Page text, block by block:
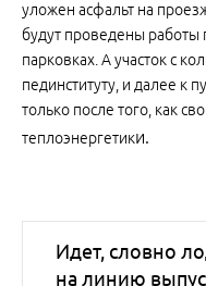
уложен асфальт на
будут проведены работы
парковках. А участок с
пединституту, и далее к
только после того, как
теплоэнергетики.
Идет, словно
на линию